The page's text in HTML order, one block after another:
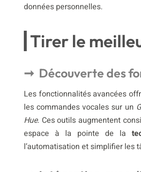
données personnelles.
Tirer le
Découverte des
Les fonctionnalités avancées
les commandes vocales sur un
Hue. Ces outils augmentent
espace à la pointe de la
l’automatisation et simplifier les